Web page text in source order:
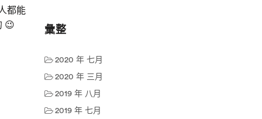
都能
😉
彙整
2020 年 七月
2020 年 三月
2019 年 八月
2019 年 七月